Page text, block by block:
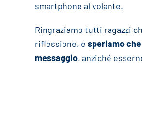
smartphone al volante.
Ringraziamo tutti ragazzi
riflessione, e speriamo
messaggio, anziché